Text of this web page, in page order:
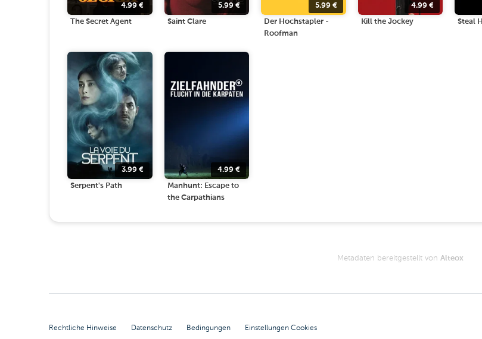
4.99€
The Secret Agent
5.99 €
Saint Clare
5.99€
Der Hochstapler -
Roofman
4.99 €
Kill the Jockey Steal
3.99€
Serpent's Path
4.99 €
Manhunt: Escape to
the Carpathians
Metadaten bereitgestellt von Alteox
Rechtliche Hinweise Datenschutz Bedingungen Einstellungen Cookies